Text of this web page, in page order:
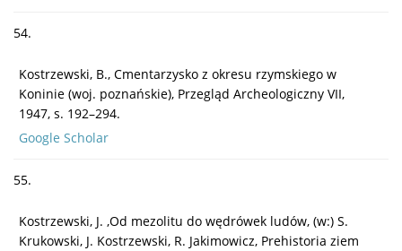
54.
Kostrzewski, B., Cmentarzysko z okresu rzymskiego w
Koninie (woj. poznańskie), Przegląd Archeologiczny VII,
1947, s. 192–294.
Google Scholar
55.
Kostrzewski, J. ,Od mezolitu do wędrówek ludów, (w:) S.
Krukowski, J. Kostrzewski, R. Jakimowicz, Prehistoria ziem